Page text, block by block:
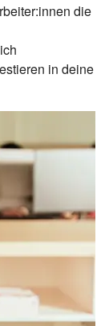
die
in deine